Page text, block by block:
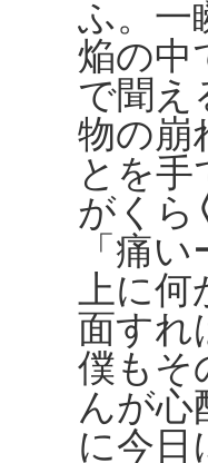
ふ。一
焔の中
で聞え
物の崩
とを
がくら
「痛
上に
面すれ
僕もそ
んが心
に今日